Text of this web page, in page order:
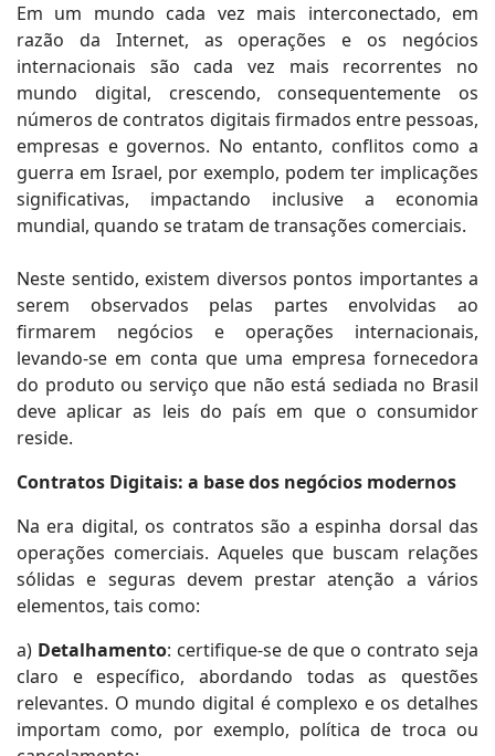
Em um mundo cada vez mais interconectado, em
razão da Internet, as operações e os negócios
internacionais são cada vez mais recorrentes no
mundo digital, crescendo, consequentemente os
números de contratos digitais firmados entre pessoas,
empresas e governos. No entanto, conflitos como a
guerra em Israel, por exemplo, podem ter implicações
significativas, impactando inclusive a economia
mundial, quando se tratam de transações comerciais.
Neste sentido, existem diversos pontos importantes a
serem observados pelas partes envolvidas ao
firmarem negócios e operações internacionais,
levando-se em conta que uma empresa fornecedora
do produto ou serviço que não está sediada no Brasil
deve aplicar as leis do país em que o consumidor
reside.
Contratos Digitais: a base dos negócios modernos
Na era digital, os contratos são a espinha dorsal das
operações comerciais. Aqueles que buscam relações
sólidas e seguras devem prestar atenção a vários
elementos, tais como:
a) Detalhamento: certifique-se de que o contrato seja
claro e específico, abordando todas as questões
relevantes. O mundo digital é complexo e os detalhes
importam como, por exemplo, política de troca ou